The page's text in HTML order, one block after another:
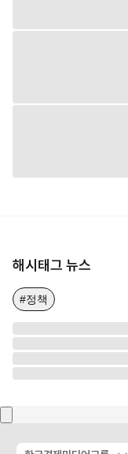
해시태그 뉴스
#정책